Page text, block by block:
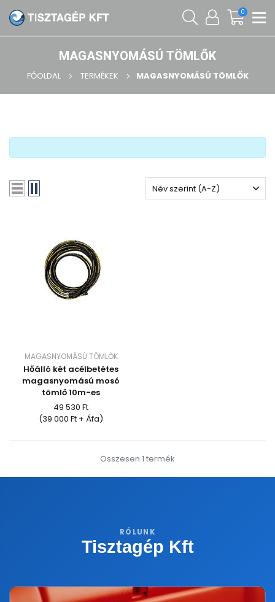
0
MAGASNYOMÁSÚ TÖMLŐK
FŐOLDAL TERMÉKEK MAGASNYOMÁSÚ TÖMLŐK
MAGASNYOMÁSÚ TÖMLŐK
Hőálló két acélbetétes
magasnyomású mosó
tömlő 10m-es
49 530 Ft
(39 000 Ft + Áfa)
Összesen 1 termék
RÓLUNK
Tisztagép Kft